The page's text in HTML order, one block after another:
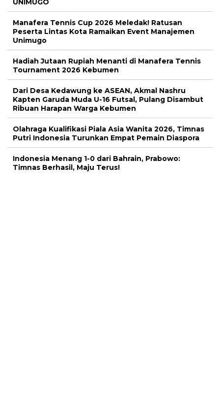
UNIMUGO
Manafera Tennis Cup 2026 Meledak! Ratusan
Peserta Lintas Kota Ramaikan Event Manajemen
Unimugo
Hadiah Jutaan Rupiah Menanti di Manafera Tennis
Tournament 2026 Kebumen
Dari Desa Kedawung ke ASEAN, Akmal Nashru
Kapten Garuda Muda U-16 Futsal, Pulang Disambut
Ribuan Harapan Warga Kebumen
Olahraga Kualifikasi Piala Asia Wanita 2026, Timnas
Putri Indonesia Turunkan Empat Pemain Diaspora
Indonesia Menang 1-0 dari Bahrain, Prabowo:
Timnas Berhasil, Maju Terus!